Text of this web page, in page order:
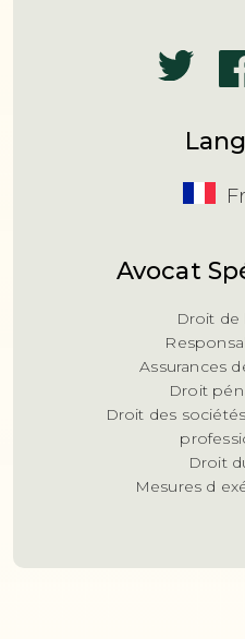
Avocat
Droit de
Assurances
Droit
Droit des
Droit
Mesures d